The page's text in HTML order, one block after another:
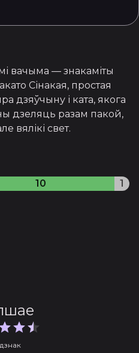
вачыма — знакаміты
Сінакая, простая
дзяўчыну і ката, якога
дзеляць разам пакой,
вялікі свет.
10
1